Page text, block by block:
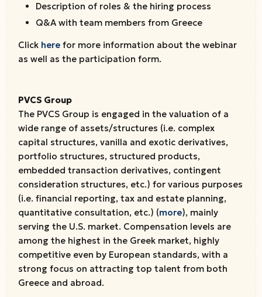
Description of roles & the hiring process
Q&A with team members from Greece
Click here for more information about the webinar
as well as the participation form.
PVCS Group
The PVCS Group is engaged in the valuation of a
wide range of assets/structures (i.e. complex
capital structures, vanilla and exotic derivatives,
portfolio structures, structured products,
embedded transaction derivatives, contingent
consideration structures, etc.) for various purposes
(i.e. financial reporting, tax and estate planning,
quantitative consultation, etc.) (more), mainly
serving the U.S. market. Compensation levels are
among the highest in the Greek market, highly
competitive even by European standards, with a
strong focus on attracting top talent from both
Greece and abroad.